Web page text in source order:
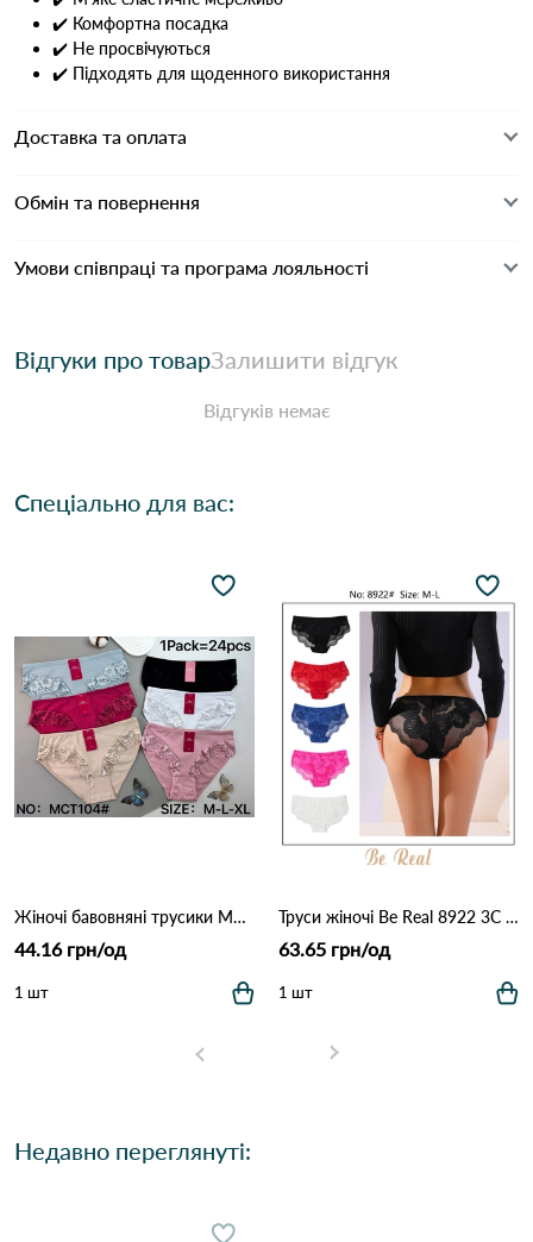
✔️ Комфортна посадка
✔️ Не просвічуються
✔️ Підходять для щоденного використання
Доставка та оплата
Обмін та повернення
Умови співпраці та програма лояльності
Відгуки про товарЗалишити відгук
Відгуків немає
Спеціально для вас:
Жіночі бавовняні трусики MCT104 (M–XL) 12B Різні кольори
44.16 грн/од
1 шт
Труси жіночі Be Real 8922 3C Різні кольори
63.65 грн/од
1 шт
Недавно переглянуті: